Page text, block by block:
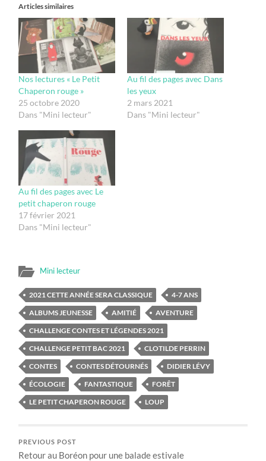
Articles similaires
Nos lectures « Le Petit
Chaperon rouge »
25 octobre 2020
Dans "Mini lecteur"
Au fil des pages avec Dans
les yeux
2 mars 2021
Dans "Mini lecteur"
Au fil des pages avec Le
petit chaperon rouge
17 février 2021
Dans "Mini lecteur"
Mini lecteur
2021 CETTE ANNÉE SERA CLASSIQUE
4-7 ANS
ALBUMS JEUNESSE
AMITIÉ
AVENTURE
CHALLENGE CONTES ET LÉGENDES 2021
CHALLENGE PETIT BAC 2021
CLOTILDE PERRIN
CONTES
CONTES DÉTOURNÉS
DIDIER LÉVY
ÉCOLOGIE
FANTASTIQUE
FORÊT
LE PETIT CHAPERON ROUGE
LOUP
PREVIOUS POST
Retour au Boréon pour une balade estivale